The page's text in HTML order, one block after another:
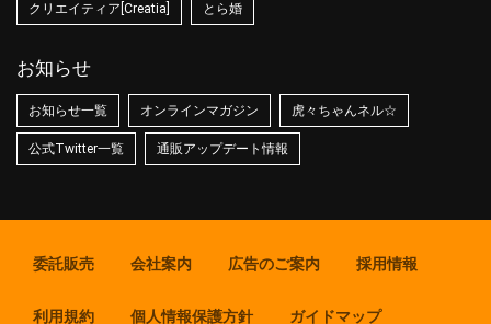
クリエイティア[Creatia] とら婚
お知らせ
お知らせ一覧 オンラインマガジン 虎々ちゃんネル☆
公式Twitter一覧 通販アップデート情報
委託販売 会社案内 広告のご案内 採用情報
利用規約 個人情報保護方針 ガイドマップ